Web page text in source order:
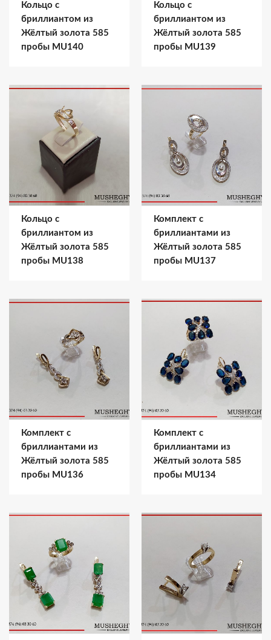
Кольцо с
бриллиантом из
Жёлтый золота 585
пробы MU140
Кольцо с
бриллиантом из
Жёлтый золота 585
пробы MU139
Кольцо с
бриллиантом из
Жёлтый золота 585
пробы MU138
Комплект с
бриллиантами из
Жёлтый золота 585
пробы MU137
Комплект с
бриллиантами из
Жёлтый золота 585
пробы MU136
Комплект с
бриллиантами из
Жёлтый золота 585
пробы MU134